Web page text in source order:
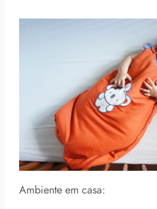
Ambiente em casa: